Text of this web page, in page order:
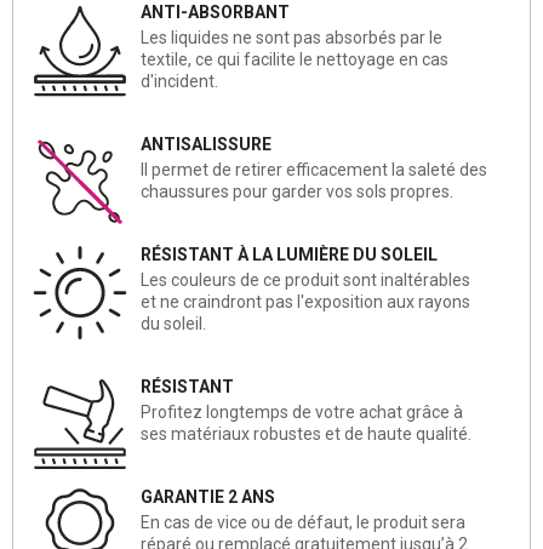
ANTI-ABSORBANT
Les liquides ne sont pas absorbés par le
textile, ce qui facilite le nettoyage en cas
d'incident.
ANTISALISSURE
Il permet de retirer efficacement la saleté des
chaussures pour garder vos sols propres.
RÉSISTANT À LA LUMIÈRE DU SOLEIL
Les couleurs de ce produit sont inaltérables
et ne craindront pas l'exposition aux rayons
du soleil.
RÉSISTANT
Profitez longtemps de votre achat grâce à
ses matériaux robustes et de haute qualité.
GARANTIE 2 ANS
En cas de vice ou de défaut, le produit sera
réparé ou remplacé gratuitement jusqu’à 2